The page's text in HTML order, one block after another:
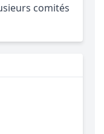
comités